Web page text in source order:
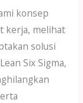
konsep
kerja, melihat
solusi
Six Sigma,